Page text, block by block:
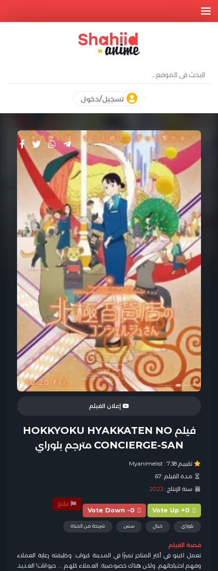
تسجيل/دخول
إعلان الفيلم
فيلم HOKKYOKU HYAKKATEN NO
CONCIERGE-SAN مترجم بلوراي
تقييم Myanimelist :7.38
مدة الفيلم :67
سنة الإنتاج :2023
Vote Up +0
Vote Down -0
تبليغ
بلوراي خيال سنين شريحة من الحياة
قصة الفيلم
تعمل اكينو في أكثر المتاجر تميزًا في المدينة كبواب: وظيفته رعاية العملاء
وفهم احتياجاتهم. ولكن هناك خصوصية: العملاء كلهم ​​… حيوانات! العديد